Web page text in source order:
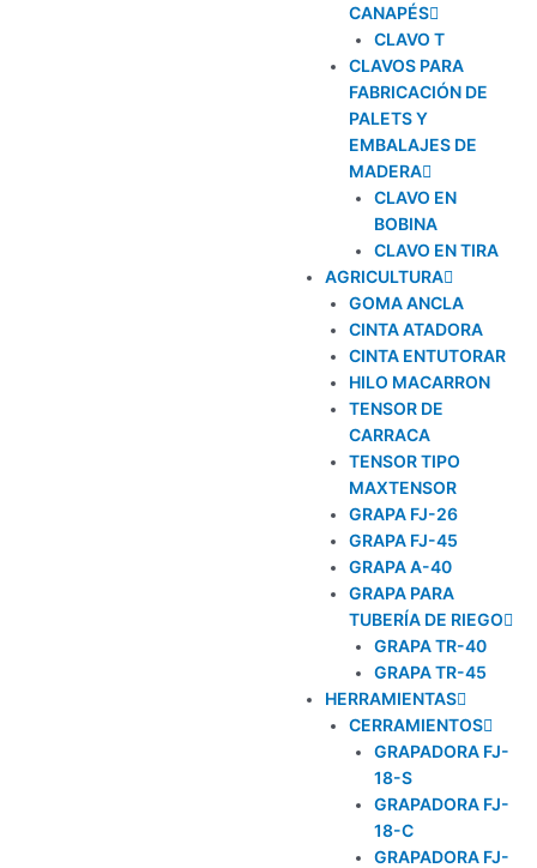
CANAPÉS
CLAVO T
CLAVOS PARA
FABRICACIÓN DE
PALETS Y
EMBALAJES DE
MADERA
CLAVO EN
BOBINA
CLAVO EN TIRA
AGRICULTURA
GOMA ANCLA
CINTA ATADORA
CINTA ENTUTORAR
HILO MACARRON
TENSOR DE
CARRACA
TENSOR TIPO
MAXTENSOR
GRAPA FJ-26
GRAPA FJ-45
GRAPA A-40
GRAPA PARA
TUBERÍA DE RIEGO
GRAPA TR-40
GRAPA TR-45
HERRAMIENTAS
CERRAMIENTOS
GRAPADORA FJ-
18-S
GRAPADORA FJ-
18-C
GRAPADORA FJ-